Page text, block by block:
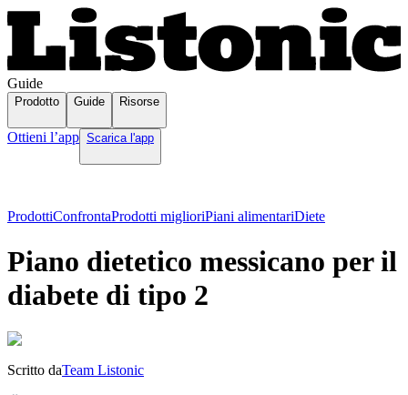
Guide
Prodotto Guide Risorse
Ottieni l’app Scarica l'app
ProdottiConfrontaProdotti miglioriPiani alimentariDiete
Piano dietetico messicano per il
diabete di tipo 2
Scritto daTeam Listonic